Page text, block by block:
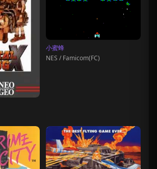
小蜜蜂
NES / Famicom(FC)